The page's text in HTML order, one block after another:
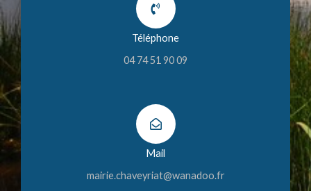
Téléphone
04 74 51 90 09
Mail
mairie.chaveyriat@wanadoo.fr